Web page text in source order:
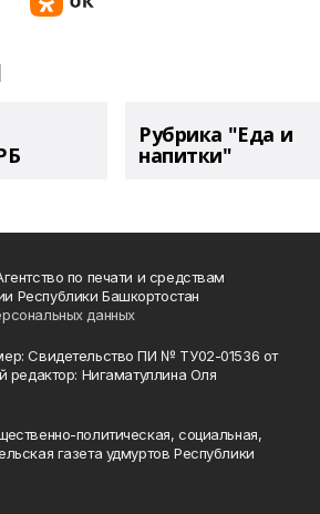
Рубрика "Еда и
напитки"
по печати и средствам
Республики Башкортостан
данных
Свидетельство ПИ № ТУ02-01536 от
редактор: Нигаматуллина Оля
политическая, социальная,
газета удмуртов Республики